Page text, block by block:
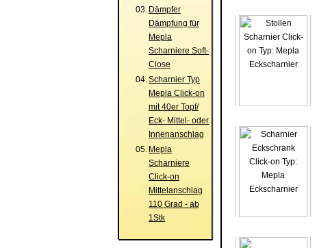
03. Dämpfer
Dämpfung für
Mepla
Scharniere Soft-
Close
04.Scharnier Typ
Mepla Click-on
mit 40er Topf/
Eck- Mittel- oder
Innenanschlag
05. Mepla
Scharniere
Click-on
Mittelanschlag
110 Grad - ab
1Stk